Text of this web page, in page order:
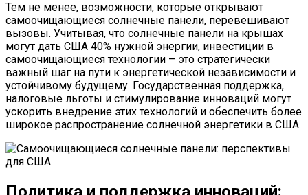
Тем не менее, возможности, которые открывают
самоочищающиеся солнечные панели, перевешивают
вызовы. Учитывая, что солнечные панели на крышах
могут дать США 40% нужной энергии, инвестиции в
самоочищающиеся технологии – это стратегически
важный шаг на пути к энергетической независимости и
устойчивому будущему. Государственная поддержка,
налоговые льготы и стимулирование инноваций могут
ускорить внедрение этих технологий и обеспечить более
широкое распространение солнечной энергетики в США.